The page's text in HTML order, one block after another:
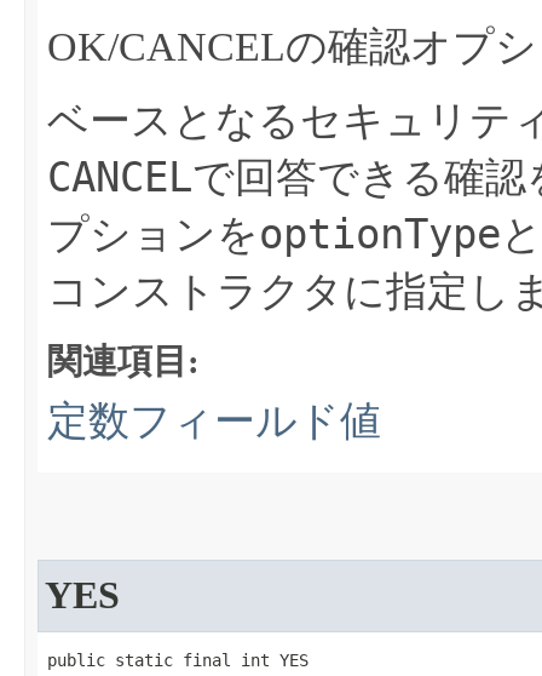
OK/CANCELの確認オプ
ベースとなるセキュリテ
CANCELで回答できる確
プションをoptionType
コンストラクタに指定し
関連項目:
定数フィールド値
YES
public static final int YES